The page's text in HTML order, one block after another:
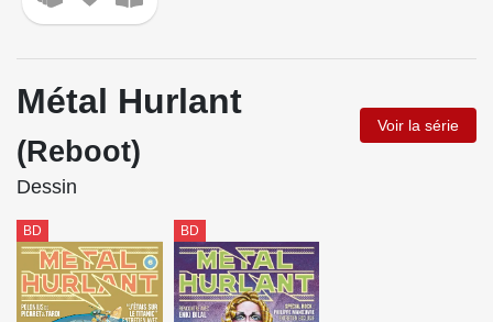
Métal Hurlant
(Reboot)
Voir la série
Dessin
BD BD